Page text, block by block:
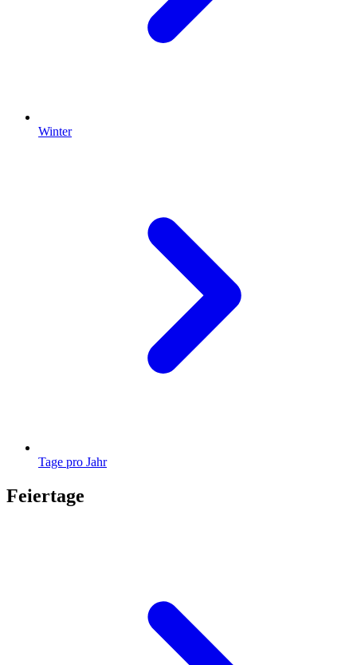
Winter
Tage pro Jahr
Feiertage